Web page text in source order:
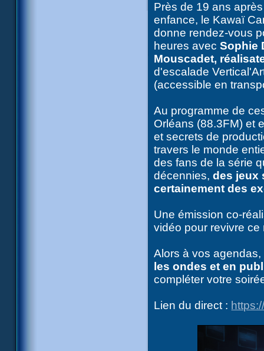
Près de 19 ans
enfance, le Kawaï
donne rendez-vous
heures avec Sophie
Mouscadet,
d'escalade
(accessible en
Au programme de
Orléans (88.3FM) et
et secrets de
travers le monde
des fans de la série
décennies,des jeux
certainement des
Une émission co-
vidéo pour revivre ce
Alors à vos
les ondes et en
compléter votre
Lien du direct :